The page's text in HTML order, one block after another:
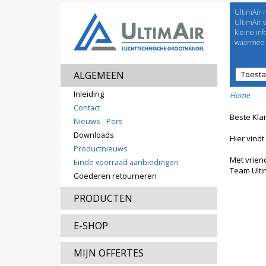
ALGEMEEN
Inleiding
Contact
Nieuws - Pers
Downloads
Productnieuws
Einde voorraad aanbiedingen
Goederen retourneren
PRODUCTEN
E-SHOP
MIJN OFFERTES
UltimAir
UltimAir
kleine
Home
Beste
Hier vindt
Met
Team